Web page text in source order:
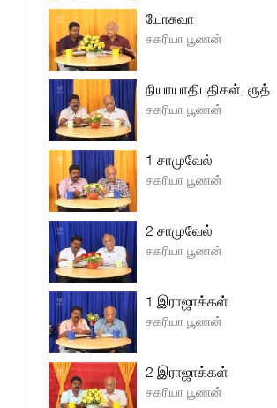
யோசுவா
சகரியா பூணன்
நியாயாதிபதிகள், ரூத்
சகரியா பூணன்
1 சாமுவேல்
சகரியா பூணன்
2 சாமுவேல்
சகரியா பூணன்
1 இராஜாக்கள்
சகரியா பூணன்
2 இராஜாக்கள்
சகரியா பூணன்